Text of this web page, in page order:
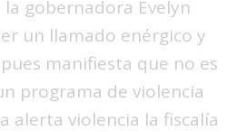
la gobernadora Evelyn
un llamado enérgico y
manifiesta que no es
programa de violencia
alerta violencia la fiscalía